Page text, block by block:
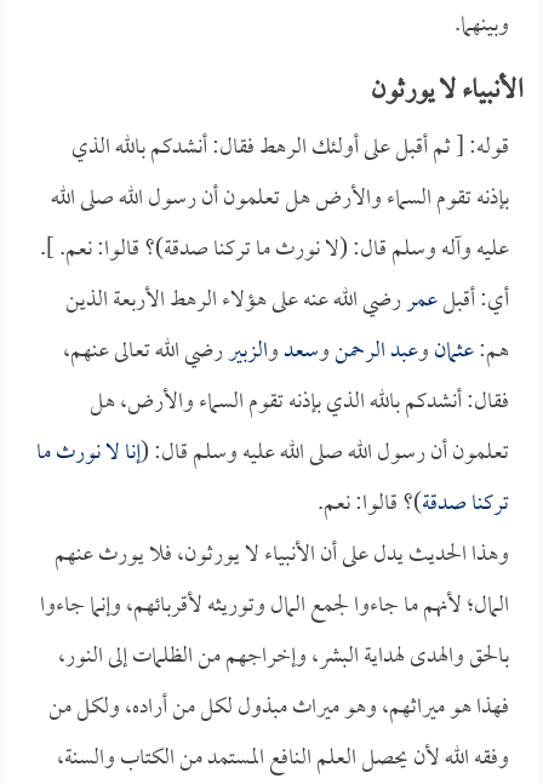
وبينهما.
الأنبياء لا يورثون
قوله: [ ثم أقبل على أولئك الرهط فقال: أنشدكم بالله الذي
بإذنه تقوم السماء والأرض هل تعلمون أن رسول الله صلى الله
عليه وآله وسلم قال: (لا نورث ما تركنا صدقة)؟ قالوا: نعم. ].
أي: أقبلعمررضي الله عنه على هؤلاء الرهط الأربعة الذين
هم:عثمانوعبد الرحمنوسعدوالزبيررضي الله تعالى عنهم،
فقال: أنشدكم بالله الذي بإذنه تقوم السماء والأرض، هل
تعلمون أن رسول الله صلى الله عليه وسلم قال: (إنا لا نورث ما
تركنا صدقة)؟ قالوا: نعم.
وهذا الحديث يدل على أن الأنبياء لا يورثون، فلا يورث عنهم
المال؛ لأنهم ما جاءوا لجمع المال وتوريثه لأقربائهم، وإنما جاءوا
بالحق والهدى لهداية البشر، وإخراجهم من الظلمات إلى النور،
فهذا هو ميراثهم، وهو ميراث مبذول لكل من أراده، ولكل من
وفقه الله لأن يحصل العلم النافع المستمد من الكتاب والسنة،